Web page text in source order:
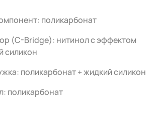
поликарбонат
(C-Bridge): нитинол с эффектом
силикон
поликарбонат + жидкий силикон
поликарбонат